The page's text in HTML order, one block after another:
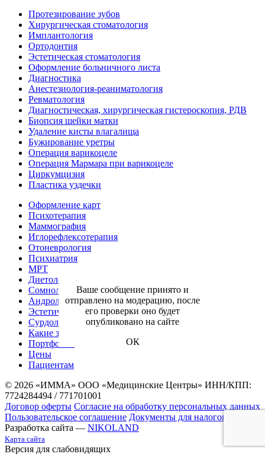
Протезирование зубов
Хирургическая стоматология
Имплантология
Ортодонтия
Эстетическая стоматология
Оформление больничного листа
Диагностика
Анестезиология-реаниматология
Ревматология
Диагностическая, хирургическая гистероскопия, РДВ
Биопсия шейки матки
Удаление кисты влагалища
Бужирование уретры
Операция варикоцеле
Операция Мармара при варикоцеле
Циркумцизия
Пластика уздечки
Оформление карт
Психотерапия
Маммография
Иглорефлексотерапия
Отоневрология
Психиатрия
МРТ
Диетология
Сомнология
Андрология
Эстетическая гинекология
Сурдология
Какие заболевания мы лечим
Портфолио
Цены
Пациентам
© 2026 «ИММА» ООО «Медицинские Центры» ИНН/КПП:
7724284494 / 771701001
Договор оферты Согласие на обработку персональных данных
Пользовательское соглашение Документы для налоговой
Разработка сайта — NIKOLAND
Карта сайта
Версия для слабовидящих
Ваше сообщение принято и
отправлено на модерацию, после
его проверки оно будет
опубликовано на сайте
ОК